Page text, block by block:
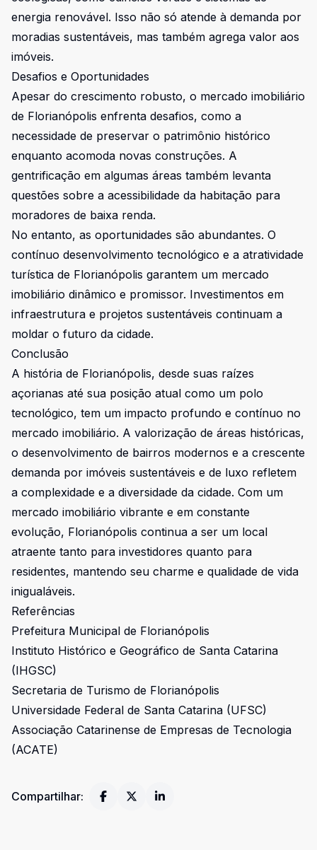
energia renovável. Isso não só atende à demanda por
moradias sustentáveis, mas também agrega valor aos
imóveis.
Desafios e Oportunidades
Apesar do crescimento robusto, o mercado imobiliário
de Florianópolis enfrenta desafios, como a
necessidade de preservar o patrimônio histórico
enquanto acomoda novas construções. A
gentrificação em algumas áreas também levanta
questões sobre a acessibilidade da habitação para
moradores de baixa renda.
No entanto, as oportunidades são abundantes. O
contínuo desenvolvimento tecnológico e a atratividade
turística de Florianópolis garantem um mercado
imobiliário dinâmico e promissor. Investimentos em
infraestrutura e projetos sustentáveis continuam a
moldar o futuro da cidade.
Conclusão
A história de Florianópolis, desde suas raízes
açorianas até sua posição atual como um polo
tecnológico, tem um impacto profundo e contínuo no
mercado imobiliário. A valorização de áreas históricas,
o desenvolvimento de bairros modernos e a crescente
demanda por imóveis sustentáveis e de luxo refletem
a complexidade e a diversidade da cidade. Com um
mercado imobiliário vibrante e em constante
evolução, Florianópolis continua a ser um local
atraente tanto para investidores quanto para
residentes, mantendo seu charme e qualidade de vida
inigualáveis.
Referências
Prefeitura Municipal de Florianópolis
Instituto Histórico e Geográfico de Santa Catarina
(IHGSC)
Secretaria de Turismo de Florianópolis
Universidade Federal de Santa Catarina (UFSC)
Associação Catarinense de Empresas de Tecnologia
(ACATE)
Compartilhar: